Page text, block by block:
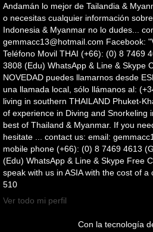
Andamán lo mejor de Tailandia &
o necesitas cualquier información
Indonesia & Myanmar no lo dudes...
gemmacc13@hotmail.com Facebook:
Teléfono Movil THAI (+66): (0) 8 7469
3808 (Edu) WhatsApp & Line & Skype
NOVEDAD puedes llamarnos desde
una llamada local, sólo llámanos al:
living in southern THAILAND Phuket-
of experience in Diving and Snorkeling
best of Thailand & Myanmar. If you
hesitate ... contact us: email:
mobile phone (+66): (0) 8 7469 4613
(Edu) WhatsApp & Line & Skype Free
speak with us in ASIA with the cost of
510
Ver todo mi perfil
Con la tecnología